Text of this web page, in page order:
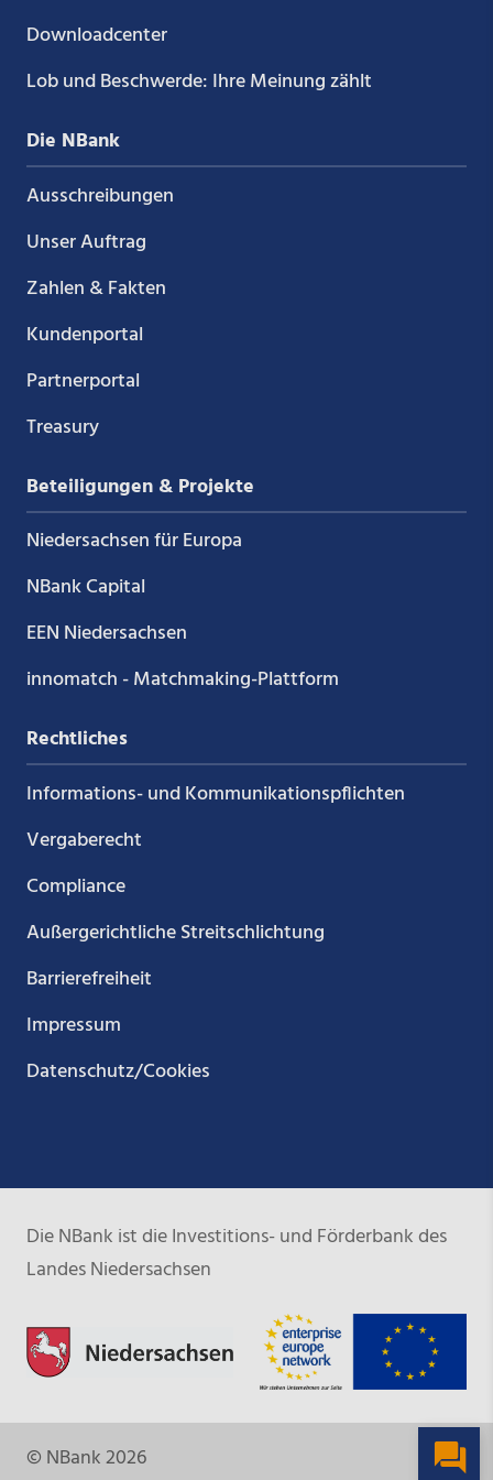
Downloadcenter
Lob und Beschwerde: Ihre Meinung zählt
Die NBank
Ausschreibungen
Unser Auftrag
Zahlen & Fakten
Kundenportal
Partnerportal
Treasury
Beteiligungen & Projekte
Niedersachsen für Europa
NBank Capital
EEN Niedersachsen
innomatch - Matchmaking-Plattform
Rechtliches
Informations- und Kommunikations­pflichten
Vergaberecht
Compliance
Außergerichtliche Streitschlichtung
Barrierefreiheit
Impressum
Datenschutz/Cookies
Die NBank ist die Investitions- und Förderbank des
Landes Niedersachsen
© NBank 2026